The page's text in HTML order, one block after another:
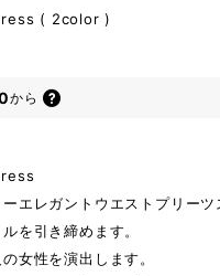
( 2color )
から
エレガントウエストプリーツ
を引き締めます。
女性を演出します。